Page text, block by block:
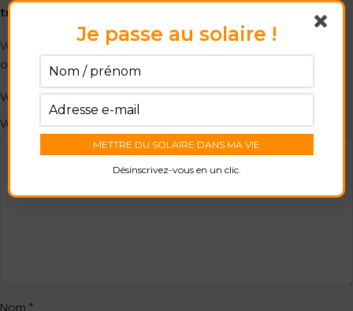
triphasé Huawei”
Votre adresse e-mail ne sera pas publiée. Les champs
obligatoires sont indiqués avec
Votre note*
Votre avis*
Nom *
Je passe au solaire !
Désinscrivez-vous en un clic.